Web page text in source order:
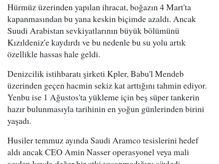
Hürmüz üzerinden yapılan ihracat, boğazın 4 Mart'ta
kapanmasından bu yana keskin biçimde azaldı. Ancak
Suudi Arabistan sevkiyatlarının büyük bölümünü
Kızıldeniz'e kaydırdı ve bu nedenle bu su yolu artık
özellikle hassas hale geldi.
Denizcilik istihbaratı şirketi Kpler, Babu'l Mendeb
üzerinden geçen hacmin sekiz kat arttığını tahmin ediyor.
Yenbu ise 1 Ağustos'ta yükleme için beş süper tankerin
hazır bulunmasıyla tarihinin en yoğun günlerinden birini
yaşadı.
Husiler temmuz ayında Saudi Aramco tesislerini hedef
aldı ancak CEO Amin Nasser operasyonel veya mali